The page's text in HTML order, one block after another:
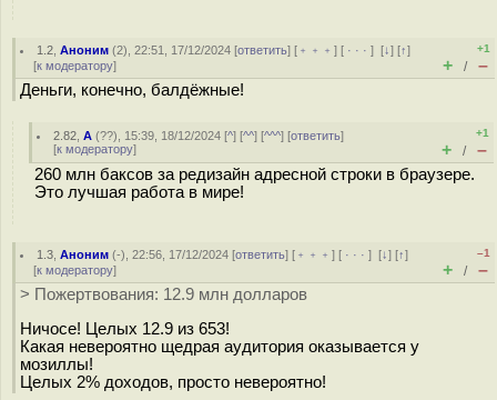
1.2 ,Аноним (2), 22:51, 17/12/2024 [ответить] [ ﹢﹢﹢] [ · · ·][↓] [↑]
[к модератору]
+1
+ / –
Деньги, конечно, балдёжные!
2.82 ,А (??), 15:39, 18/12/2024 [^] [^^] [^^^] [ответить]
[к модератору]
+1
+ / –
260 млн баксов за редизайн адресной строки в браузере.
Это лучшая работа в мире!
1.3 ,Аноним (-), 22:56, 17/12/2024 [ответить] [ ﹢﹢﹢] [ · · ·][↓] [↑]
[к модератору]
–1
+ / –
> Пожертвования: 12.9 млн долларов
Ничосе! Целых 12.9 из 653!
Какая невероятно щедрая аудитория оказывается у
мозиллы!
Целых 2% доходов, просто невероятно!